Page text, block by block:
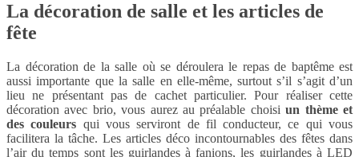
La décoration de salle et les articles de
fête
La décoration de la salle où se déroulera le repas de baptême est
aussi importante que la salle en elle-même, surtout s’il s’agit d’un
lieu ne présentant pas de cachet particulier. Pour réaliser cette
décoration avec brio, vous aurez au préalable choisiun thème et
des couleurs qui vous serviront de fil conducteur, ce qui vous
facilitera la tâche. Les articles déco incontournables des fêtes dans
l’air du temps sont les guirlandes à fanions, les guirlandes à LED